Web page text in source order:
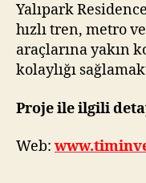
Yalıpark
hızlı tren, metro
araçlarına yakın
kolaylığı
Proje ile ilgili
Web: